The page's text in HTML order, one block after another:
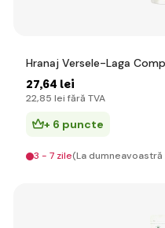
Hranaj Versele-Laga
27,64 lei
22,85 lei fără TVA
+ 6 puncte
3 - 7 zile(La dumneavoastră